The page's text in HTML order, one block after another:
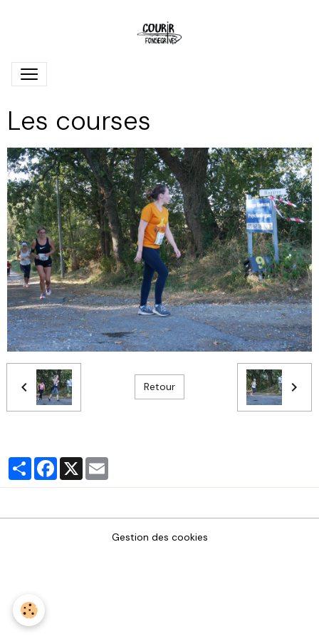
Les courses
Retour
PartagerFacebook
X
Gestion des cookies